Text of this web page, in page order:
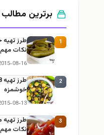
برترین
1
نكات مهم
08-16
2
خوشمزه
08-13
3
طرز
نكات مهم